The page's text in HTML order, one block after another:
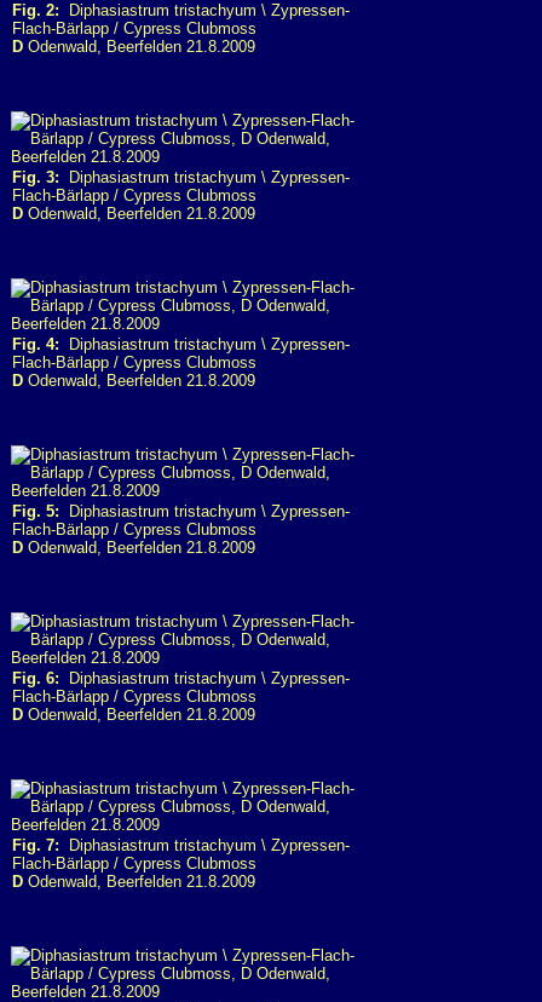
Fig. 2: Diphasiastrum tristachyum \ Zypressen-
Flach-Bärlapp / Cypress Clubmoss
D Odenwald, Beerfelden 21.8.2009
Fig. 3: Diphasiastrum tristachyum \ Zypressen-
Flach-Bärlapp / Cypress Clubmoss
D Odenwald, Beerfelden 21.8.2009
Fig. 4: Diphasiastrum tristachyum \ Zypressen-
Flach-Bärlapp / Cypress Clubmoss
D Odenwald, Beerfelden 21.8.2009
Fig. 5: Diphasiastrum tristachyum \ Zypressen-
Flach-Bärlapp / Cypress Clubmoss
D Odenwald, Beerfelden 21.8.2009
Fig. 6: Diphasiastrum tristachyum \ Zypressen-
Flach-Bärlapp / Cypress Clubmoss
D Odenwald, Beerfelden 21.8.2009
Fig. 7: Diphasiastrum tristachyum \ Zypressen-
Flach-Bärlapp / Cypress Clubmoss
D Odenwald, Beerfelden 21.8.2009